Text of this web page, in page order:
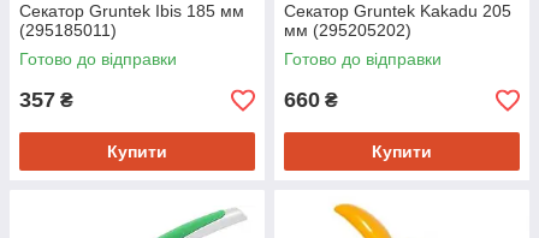
Секатор Gruntek Ibis 185 мм
(295185011)
Готово до відправки
357 ₴
Купити
Секатор Gruntek Kakadu 205
мм (295205202)
Готово до відправки
660 ₴
Купити